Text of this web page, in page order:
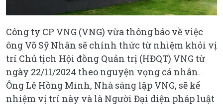
Công ty CP VNG (VNG) vừa thông báo về việc
ông Võ Sỹ Nhân sẽ chính thức từ nhiệm khỏi vị
trí Chủ tịch Hội đồng Quản trị (HĐQT) VNG từ
ngày 22/11/2024 theo nguyện vọng cá nhân.
Ông Lê Hồng Minh, Nhà sáng lập VNG, sẽ kế
nhiệm vị trí này và là Người Đại diện pháp luật